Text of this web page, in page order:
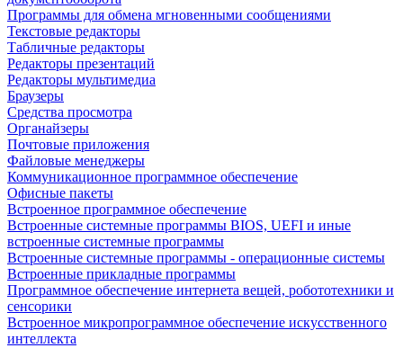
Программы для обмена мгновенными сообщениями
Текстовые редакторы
Табличные редакторы
Редакторы презентаций
Редакторы мультимедиа
Браузеры
Средства просмотра
Органайзеры
Почтовые приложения
Файловые менеджеры
Коммуникационное программное обеспечение
Офисные пакеты
Встроенное программное обеспечение
Встроенные системные программы BIOS, UEFI и иные
встроенные системные программы
Встроенные системные программы - операционные системы
Встроенные прикладные программы
Программное обеспечение интернета вещей, робототехники и
сенсорики
Встроенное микропрограммное обеспечение искусственного
интеллекта